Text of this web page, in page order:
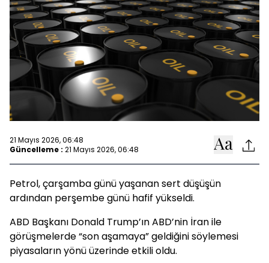
21 Mayıs 2026, 06:48
Güncelleme : 21 Mayıs 2026, 06:48
Petrol, çarşamba günü yaşanan sert düşüşün
ardından perşembe günü hafif yükseldi.
ABD Başkanı Donald Trump’ın ABD’nin İran ile
görüşmelerde “son aşamaya” geldiğini söylemesi
piyasaların yönü üzerinde etkili oldu.